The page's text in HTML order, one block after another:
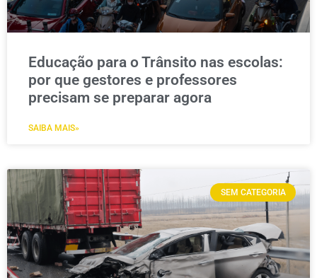
Educação para o Trânsito nas escolas:
por que gestores e professores
precisam se preparar agora
SAIBA MAIS»
SEM CATEGORIA